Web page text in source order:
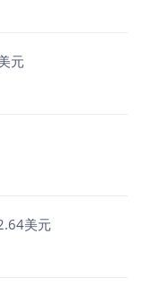
元
美元